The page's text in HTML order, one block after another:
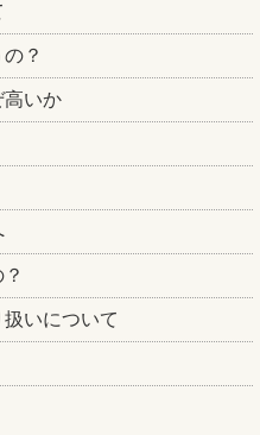
？
高いか
いについて